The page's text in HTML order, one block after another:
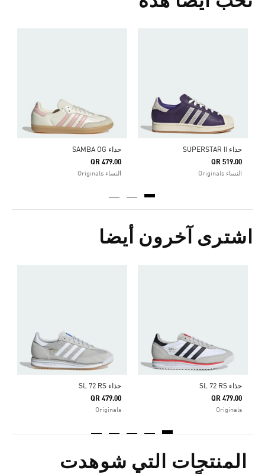
حذاء SUPERSTAR II
QR 519.00
النساء Originals
حذاء SAMBA OG
QR 479.00
النساء Originals
اشترى آخرون أيضا
حذاء SL 72 RS
QR 479.00
Originals
حذاء SL 72 RS
QR 479.00
Originals
المنتجات التي شوهدت